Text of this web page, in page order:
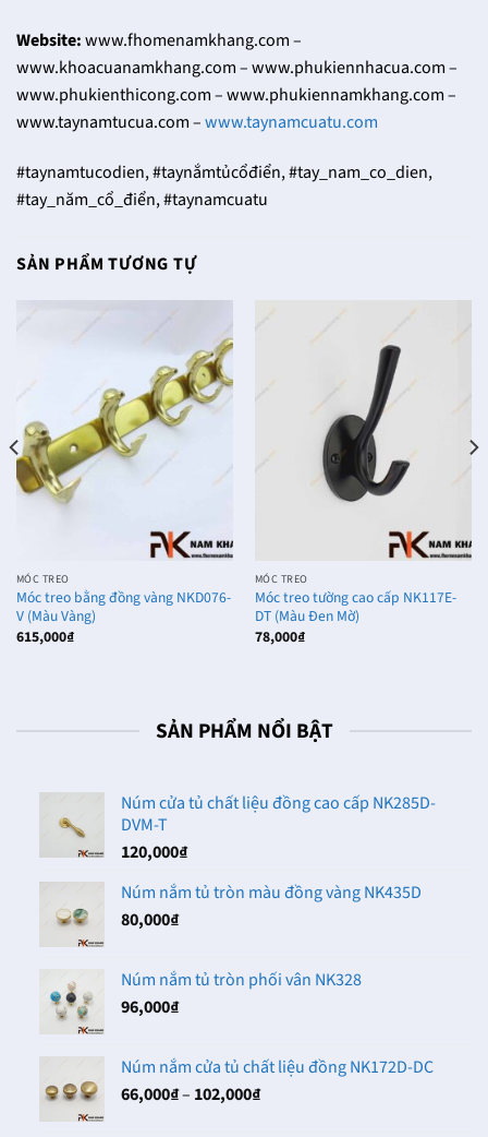
Website:www.fhomenamkhang.com –
www.khoacuanamkhang.com – www.phukiennhacua.com –
www.phukienthicong.com – www.phukiennamkhang.com –
www.taynamtucua.com –www.taynamcuatu.com
#taynamtucodien, #taynắmtủcổđiển, #tay_nam_co_dien,
#tay_năm_cổ_điển, #taynamcuatu
SẢN PHẨM TƯƠNG TỰ
MÓC TREO
Móc treo bằng đồng vàng NKD076-
V (Màu Vàng)
615,000₫
MÓC TREO
Móc treo tường cao cấp NK117E-
DT (Màu Đen Mờ)
78,000₫
SẢN PHẨM NỔI BẬT
Núm cửa tủ chất liệu đồng cao cấp NK285D-
DVM-T
120,000₫
Núm nắm tủ tròn màu đồng vàng NK435D
80,000₫
Núm nắm tủ tròn phối vân NK328
96,000₫
Núm nắm cửa tủ chất liệu đồng NK172D-DC
66,000₫– 102,000₫Khoảng